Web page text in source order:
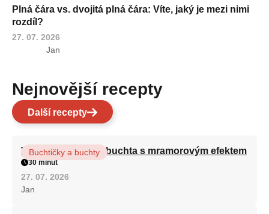
Plná čára vs. dvojitá plná čára: Víte, jaký je mezi nimi
rozdíl?
27. 07. 2026
Jan
Nejnovější recepty
Další recepty
Vláčná olejová litá buchta s mramorovým efektem
Buchtičky a buchty
30 minut
27. 07. 2026
Jan